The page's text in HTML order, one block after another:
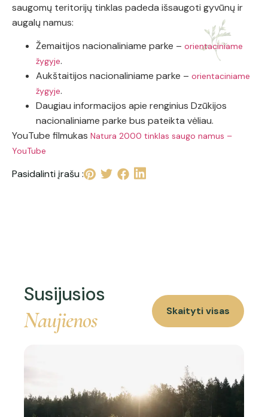
saugomų teritorijų tinklas padeda išsaugoti gyvūnų ir
augalų namus:
Žemaitijos nacionaliniame parke – orientaciniame
žygyje.
Aukštaitijos nacionaliniame parke – orientaciniame
žygyje.
Daugiau informacijos apie renginius Dzūkijos
nacionaliniame parke bus pateikta vėliau.
YouTube filmukas Natura 2000 tinklas saugo namus –
YouTube
Pasidalinti įrašu :
Susijusios
Naujienos Skaityti visas